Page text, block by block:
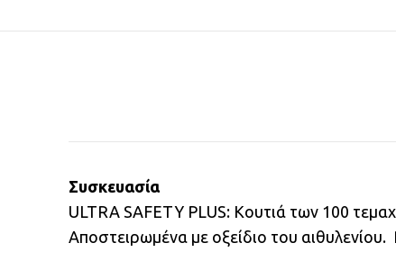
Συσκευασία
ULTRA SAFETY PLUS: Kουτιά των 100
Aποστειρωμένα με οξείδιο του